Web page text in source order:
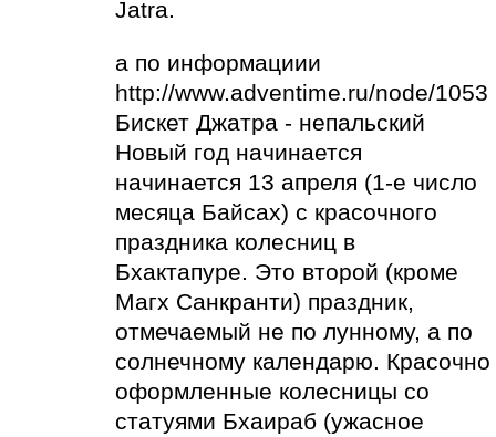
Jatra.
а по информациии
http://www.adventime.ru/node/1053
Бискет Джатра - непальский
Новый год начинается
начинается 13 апреля (1-е число
месяца Байсах) с красочного
праздника колесниц в
Бхактапуре. Это второй (кроме
Магх Санкранти) праздник,
отмечаемый не по лунному, а по
солнечному календарю. Красочно
оформленные колесницы со
статуями Бхаираб (ужасное